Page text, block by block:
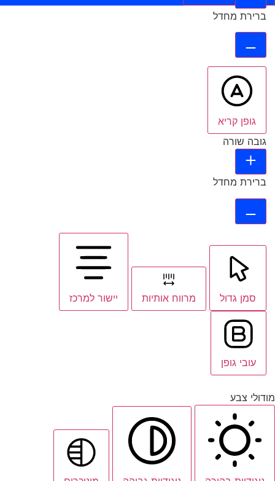
ברירת מחדל
גופן קריא
גובה שורה
ברירת מחדל
סמן גדול מרווח אותיות יישור למרכז
עובי גופן
מודולי צבע